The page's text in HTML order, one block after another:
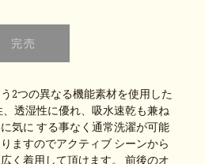
2つの異なる機能素材を使用した
透湿性に優れ、吸水速乾も兼ね
気に する事なく通常洗濯が可能
ますのでアクティブ シーンから
く着用して頂けます。 前後のオ